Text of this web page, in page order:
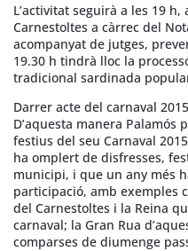
L’activitat seguirà a les 19
Carnestoltes a càrrec del
acompanyat de jutges,
19.30 h tindrà lloc la
tradicional sardinada
Darrer acte del carnaval 2015
D’aquesta manera Palamós
festius del seu Carnaval
ha omplert de disfresses,
municipi, i que un any més
participació, amb exemples
del Carnestoltes i la Reina
carnaval; la Gran Rua
comparses de diumenge